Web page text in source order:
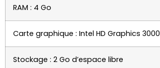
RAM : 4 Go
Carte graphique : Intel HD Graphics 3000
Stockage : 2 Go d’espace libre